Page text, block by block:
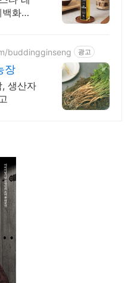
화점
buddingginseng 광고
장
생산자